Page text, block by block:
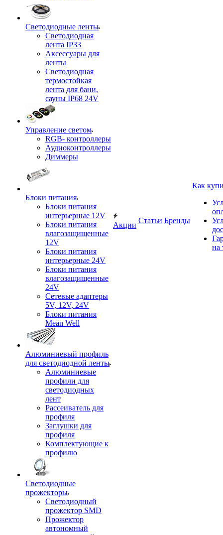
Светодиодные ленты
Светодиодная
лента IP33
Аксессуары для
ленты
Светодиодная
термостойкая
лента для бани,
сауны IP68 24V
Управление светом
RGB- контроллеры
Аудиоконтроллеры
Диммеры
Блоки питания
Блоки питания
интерьерные 12V
Блоки питания
влагозащищенные
12V
Блоки питания
интерьерные 24V
Блоки питания
влагозащищенные
24V
Сетевые адаптеры
5V, 12V, 24V
Блоки питания
Mean Well
Алюминиевый профиль
для светодиодной ленты
Алюминиевые
профили для
светодиодных
лент
Рассеиватель для
профиля
Заглушки для
профиля
Комплектующие к
профилю
Светодиодные
прожекторы
Светодиодный
прожектор SMD
Прожектор
автономный
Акции
Статьи Бренды
Как
на